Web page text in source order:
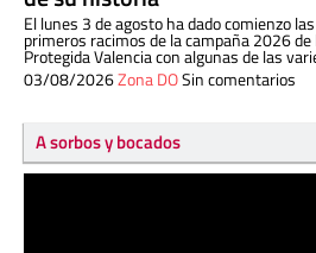
El lunes 3 de agosto ha dado comienzo
primeros racimos de la campaña 2026
Protegida Valencia con algunas de las
03/08/2026Zona DOSin comentarios
A sorbos y bocados